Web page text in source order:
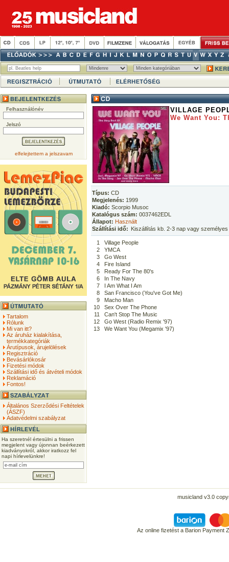
Felhasználónév
Jelszó
elfelejtettem a jelszavam
Tartalom
Rólunk
Mi van itt?
Az áruház kialakítása,
termékkategóriák
Árutípusok, árujelölések
Regisztráció
Bevásárlókosár
Fizetési módok
Szállítási idő és átvételi módok
Reklamáció
Fontos!
Általános Szerződési Feltételek
(ÁSZF)
Adatvédelmi szabályzat
Ha szeretnél értesülni a frissen
megjelent vagy újonnan beérkezett
kiadványokról, akkor iratkozz fel
napi hírlevelünkre!
VILLAGE
We Want You:
Típus: CD
Megjelenés: 1999
Kiadó: Scorpio Musoc
Katalógus szám: 0037462EDL
Állapot: Használt
Szállítási idő: Kiszállítás kb. 2-3 nap vagy
1
Village People
2
YMCA
3
Go West
4
Fire Island
5
Ready For The 80's
6
In The Navy
7
I Am What I Am
8
San Francisco (You've Got Me)
9
Macho Man
10
Sex Over The Phone
11
Can't Stop The Music
12
Go West (Radio Remix '97)
13
We Want You (Megamix '97)
musicland v3.0
Az online fizetést a Barion Payment